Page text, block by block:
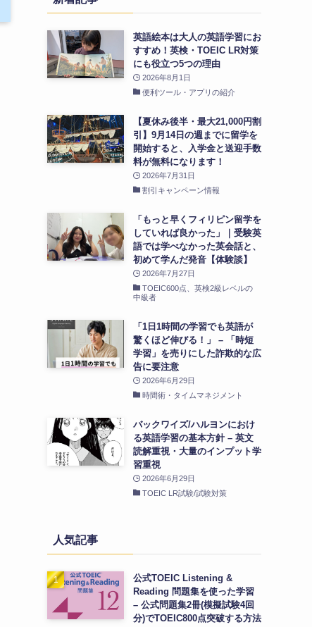
英語絵本は大人の英語学習にお
すすめ！英検・TOEIC LR対策
にも役立つ5つの理由
2026年8月1日
便利ツール・アプリの紹介
【夏休み後半・最大21,000円割
引】9月14日の週までに留学を
開始すると、入学金と送迎手数
料が無料になります！
2026年7月31日
割引キャンペーン情報
「もっと早くフィリピン留学を
していれば良かった」｜受験英
語では学べなかった英会話と、
初めて学んだ発音【体験談】
2026年7月27日
TOEIC600点、英検2級レベルの
中級者
「1日1時間の学習でも英語が
驚くほど伸びる！」 – 「時短
学習」を売りにした詐欺的な広
告に要注意
2026年6月29日
時間術・タイムマネジメント
バックワイズ/ハルヨンにおけ
る英語学習の基本方針 – 英文
読解重視・大量のインプット学
習重視
2026年6月29日
TOEIC LR試験/試験対策
人気記事
公式TOEIC Listening &
Reading 問題集を使った学習
– 公式問題集2冊(模擬試験4回
分)でTOEIC800点突破する方法